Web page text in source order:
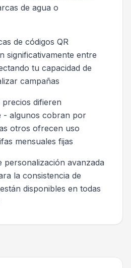
de agua o
de códigos QR
significativamente entre
tu capacidad de
campañas
precios difieren
- algunos cobran por
otros ofrecen uso
mensuales fijas
personalización avanzada
la consistencia de
disponibles en todas